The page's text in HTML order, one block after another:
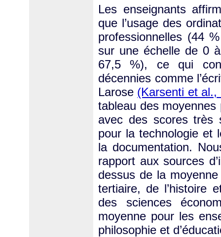
Les enseignants
que l’usage des
professionnelles (44
sur une échelle de 0
67,5 %), ce qui
décennies comme
Larose (Karsenti et al.,
tableau des
avec des scores très
pour la technologie et
la documentation.
rapport aux sources
dessus de la
tertiaire, de l’histoire
des sciences
moyenne pour les
philosophie et